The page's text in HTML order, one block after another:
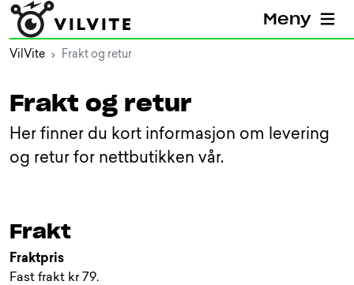
Meny
VilVite Frakt og retur
Frakt og retur
Her finner du kort informasjon om levering
og retur for nettbutikken vår.
Frakt
Fraktpris
Fast frakt kr 79.